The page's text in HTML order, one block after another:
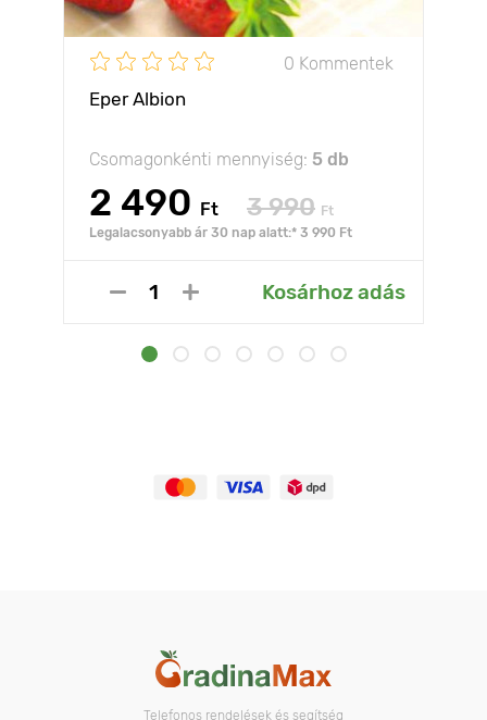
0 Kommentek
Eper Albion
Csomagonkénti mennyiség: 5 db
2 490 Ft 3 990 Ft
Legalacsonyabb ár 30 nap alatt:* 3 990 Ft
Kosárhoz adás
Telefonos rendelések és segítség